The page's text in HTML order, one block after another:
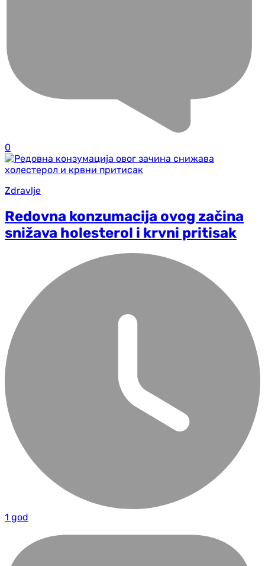
0
Zdravlje
Redovna konzumacija ovog začina
snižava holesterol i krvni pritisak
1 god